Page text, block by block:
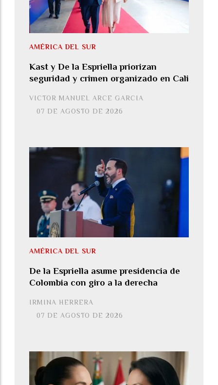
Kast y De la Espriella priorizan
seguridad y crimen organizado en Cali
VICTOR MANUEL ARCE GARCIA
AMÉRICA DEL SUR
07 DE AGOSTO DE 2026
De la Espriella asume presidencia de
Colombia con giro a la derecha
IRMINA HERRERA
AMÉRICA DEL SUR
07 DE AGOSTO DE 2026